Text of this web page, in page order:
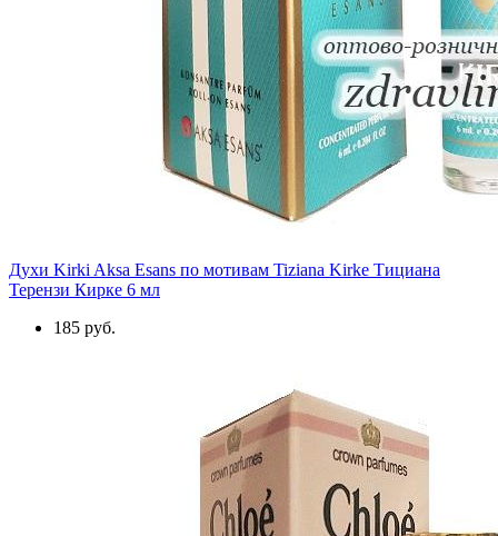
Духи Kirki Aksa Esans по мотивам Tiziana Kirke Тициана
Терензи Кирке 6 мл
185 руб.